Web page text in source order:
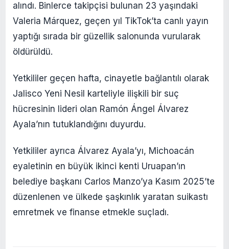
alındı. Binlerce takipçisi bulunan 23 yaşındaki
Valeria Márquez, geçen yıl TikTok’ta canlı yayın
yaptığı sırada bir güzellik salonunda vurularak
öldürüldü.
Yetkililer geçen hafta, cinayetle bağlantılı olarak
Jalisco Yeni Nesil karteliyle ilişkili bir suç
hücresinin lideri olan Ramón Ángel Álvarez
Ayala’nın tutuklandığını duyurdu.
Yetkililer ayrıca Álvarez Ayala’yı, Michoacán
eyaletinin en büyük ikinci kenti Uruapan’ın
belediye başkanı Carlos Manzo’ya Kasım 2025’te
düzenlenen ve ülkede şaşkınlık yaratan suikastı
emretmek ve finanse etmekle suçladı.